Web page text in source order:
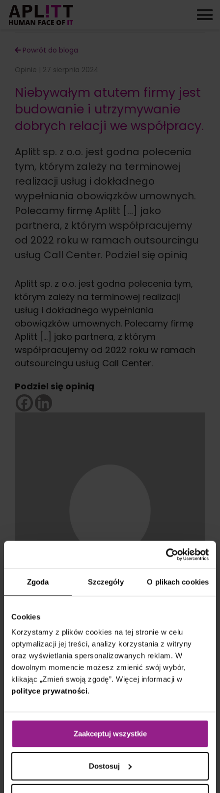
Zgoda Szczegóły O plikach cookies
Cookies
Korzystamy z plików cookies na tej stronie w celu
optymalizacji jej treści, analizy korzystania z witryny
oraz wyświetlania spersonalizowanych reklam. W
dowolnym momencie możesz zmienić swój wybór,
klikając „Zmień swoją zgodę”. Więcej informacji w
polityce prywatności.
Zaakceptuj wszystkie
Dostosuj
Skip
content
Powrót do bloga
Opinie | 27 sierpnia 2024
Niebywałym atutem firmy jest
budowanie i utrzymywanie
dobrych relacji we współpracy.
Aplitt sp. z o.o. jest godna polecenia
tym, którym zależy na terminowej
realizacji usług i dokładnego
wypełniania obowiązków umownych.
Polecamy firmę Aplitt […] jako
partnera, z którym współpracujemy
od 2022 roku w ramach outsourcingu
usług Call Center. Podziel się opinią
Aplitt sp. z o.o. jest godna polecenia tym,
którym zależy na terminowej realizacji
usług i dokładnego wypełniania
obowiązków umownych. Polecamy firmę
Aplitt […] jako partnera, z którym
współpracujemy od 2022 roku w ramach
outsourcingu usług Call Center.
Podziel się opinią
Mizera
Zobacz również
„W końcu szkolenie, które tłumaczy
Czytaj